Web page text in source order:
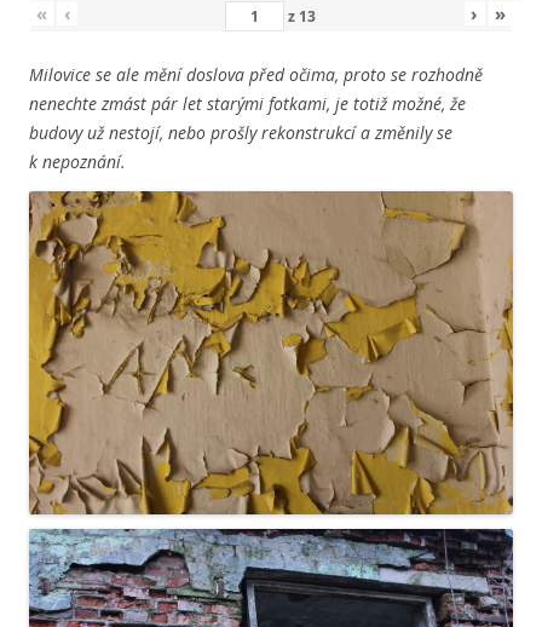
« ‹ z 13 › »
Milovice se ale mění doslova před očima, proto se rozhodně
nenechte zmást pár let starými fotkami, je totiž možné, že
budovy už nestojí, nebo prošly rekonstrukcí a změnily se
k nepoznání.